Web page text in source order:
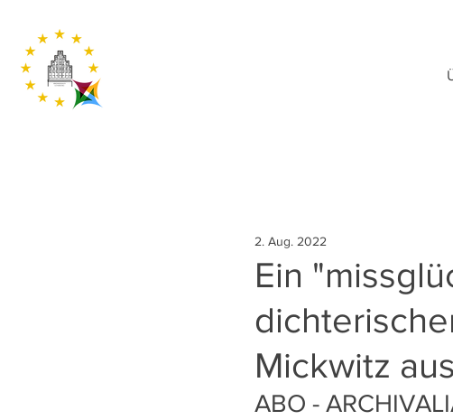
Ein
Mickwitz
2. Aug. 2022
ABO -